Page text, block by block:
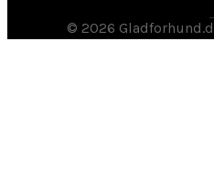
© 2026